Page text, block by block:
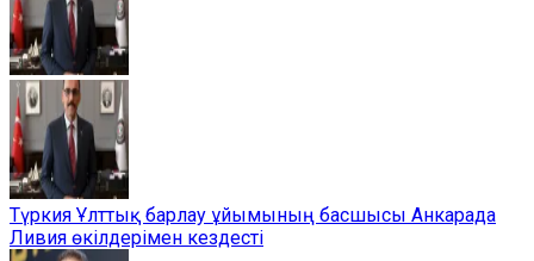
Түркия Ұлттық барлау ұйымының басшысы Анкарада
Ливия өкілдерімен кездесті